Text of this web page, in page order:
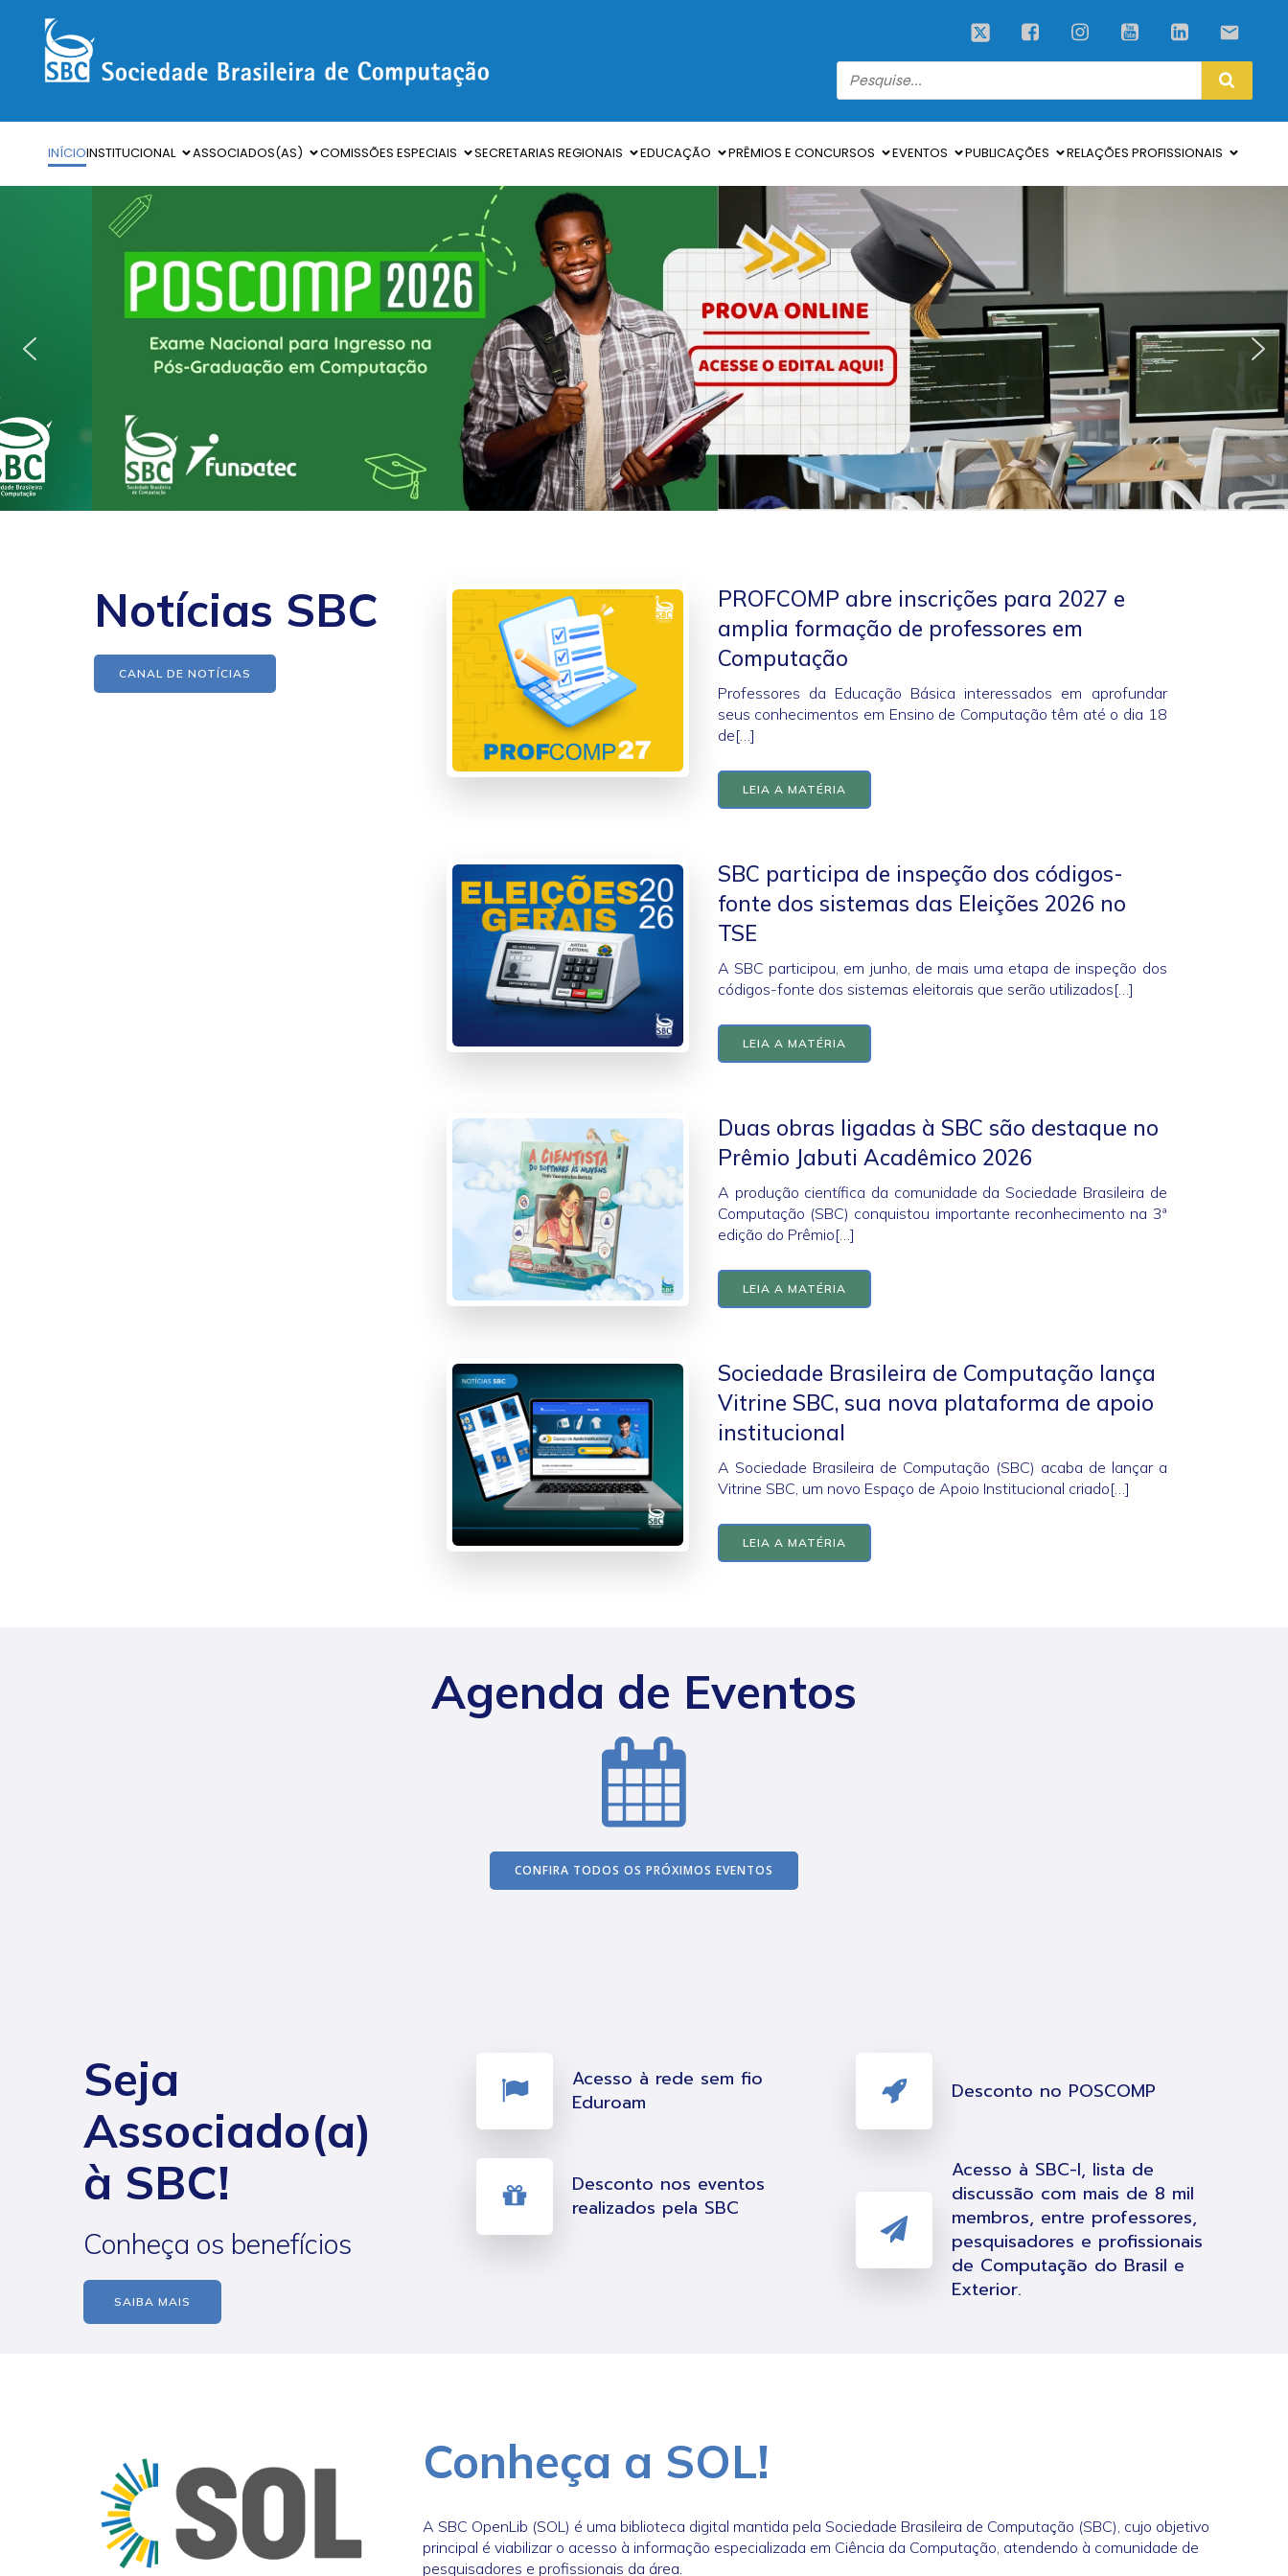
INÍCIOINSTITUCIONAL ASSOCIADOS(AS) COMISSÕES ESPECIAIS SECRETARIAS REGIONAIS EDUCAÇÃO PRÊMIOS E CONCURSOS EVENTOS PUBLICAÇÕES RELAÇÕES PROFISSIONAIS
Notícias SBC
CANAL DE NOTÍCIAS
PROFCOMP abre inscrições para 2027 e
amplia formação de professores em
Computação
Professores da Educação Básica interessados em aprofundar
seus conhecimentos em Ensino de Computação têm até o dia 18
de[…]
LEIA A MATÉRIA
SBC participa de inspeção dos códigos-
fonte dos sistemas das Eleições 2026 no
TSE
A SBC participou, em junho, de mais uma etapa de inspeção dos
códigos-fonte dos sistemas eleitorais que serão utilizados[…]
LEIA A MATÉRIA
Duas obras ligadas à SBC são destaque no
Prêmio Jabuti Acadêmico 2026
A produção científica da comunidade da Sociedade Brasileira de
Computação (SBC) conquistou importante reconhecimento na 3ª
edição do Prêmio[…]
LEIA A MATÉRIA
Sociedade Brasileira de Computação lança
Vitrine SBC, sua nova plataforma de apoio
institucional
A Sociedade Brasileira de Computação (SBC) acaba de lançar a
Vitrine SBC, um novo Espaço de Apoio Institucional criado[…]
LEIA A MATÉRIA
Agenda de Eventos
CONFIRA TODOS OS PRÓXIMOS EVENTOS
Seja
Associado(a)
à SBC!
Conheça os benefícios
SAIBA MAIS
Acesso à rede sem fio
Eduroam
Desconto nos eventos
realizados pela SBC
Desconto no POSCOMP
Acesso à SBC-l, lista de
discussão com mais de 8 mil
membros, entre professores,
pesquisadores e profissionais
de Computação do Brasil e
Exterior.
Conheça a SOL!
A SBC OpenLib (SOL) é uma biblioteca digital mantida pela Sociedade Brasileira de Computação (SBC), cujo objetivo
principal é viabilizar o acesso à informação especializada em Ciência da Computação, atendendo à comunidade de
pesquisadores e profissionais da área.